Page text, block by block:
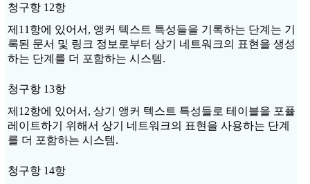
청구항 12항
제11항에 있어서, 앵커 텍스트 특성들을 기록하는 단계는 기
록된 문서 및 링크 정보로부터 상기 네트워크의 표현을 생성
하는 단계를 더 포함하는 시스템.
청구항 13항
제12항에 있어서, 상기 앵커 텍스트 특성들로 테이블을 포퓰
레이트하기 위해서 상기 네트워크의 표현을 사용하는 단계
를 더 포함하는 시스템.
청구항 14항